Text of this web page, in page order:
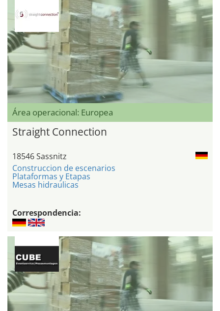
Área operacional: Europea
Straight Connection
18546 Sassnitz
Construccion de escenarios
Plataformas y Etapas
Mesas hidraulicas
Correspondencia: